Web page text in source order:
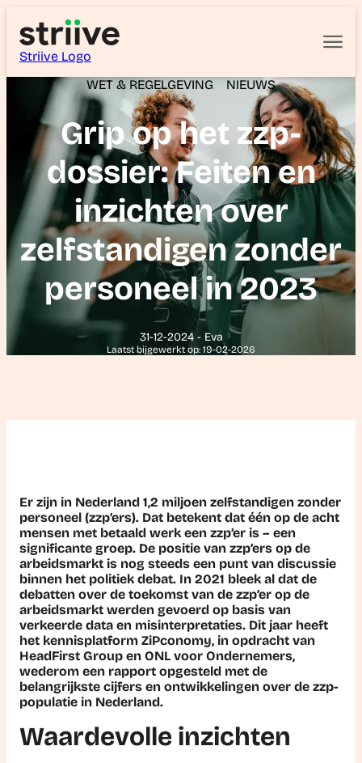
Striive Logo
WET & REGELGEVING
NIEUWS
Grip op het zzp-
dossier: Feiten en
inzichten over
zelfstandigen zonder
personeel in 2023
31-12-2024 - Eva
Laatst bijgewerkt op: 19-02-2026
Er zijn in Nederland 1,2 miljoen zelfstandigen zonder
personeel (zzp’ers). Dat betekent dat één op de acht
mensen met betaald werk een zzp’er is – een
significante groep. De positie van zzp’ers op de
arbeidsmarkt is nog steeds een punt van discussie
binnen het politiek debat. In 2021 bleek al dat de
debatten over de toekomst van de zzp’er op de
arbeidsmarkt werden gevoerd op basis van
verkeerde data en misinterpretaties. Dit jaar heeft
het kennisplatform ZiPconomy, in opdracht van
HeadFirst Group en ONL voor Ondernemers,
wederom een rapport opgesteld met de
belangrijkste cijfers en ontwikkelingen over de zzp-
populatie in Nederland.
Waardevolle inzichten